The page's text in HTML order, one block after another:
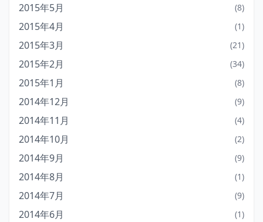
2015年5月 (8)
2015年4月 (1)
2015年3月 (21)
2015年2月 (34)
2015年1月 (8)
2014年12月 (9)
2014年11月 (4)
2014年10月 (2)
2014年9月 (9)
2014年8月 (1)
2014年7月 (9)
2014年6月 (1)